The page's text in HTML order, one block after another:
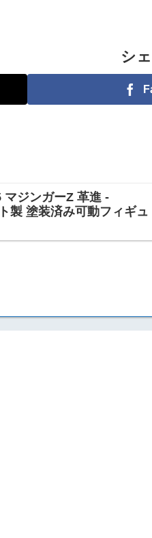
シ
ジンガーZ 革進 -
製 塗装済み可動フィギュ